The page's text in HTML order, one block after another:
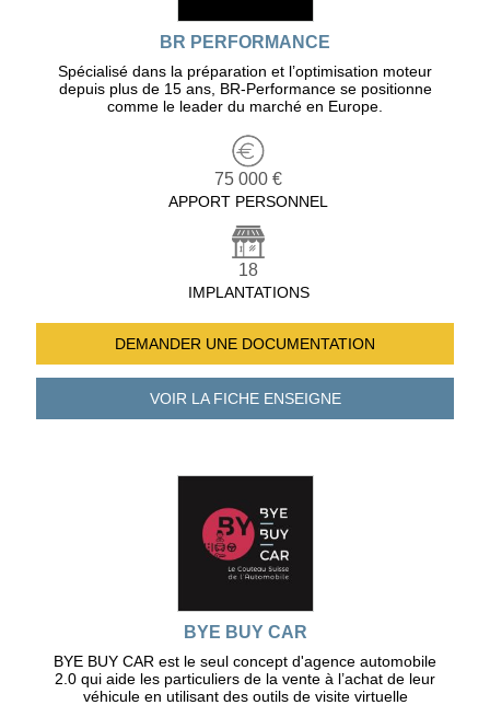
BR PERFORMANCE
Spécialisé dans la préparation et l’optimisation moteur
depuis plus de 15 ans, BR-Performance se positionne
comme le leader du marché en Europe.
75 000 €
APPORT PERSONNEL
18
IMPLANTATIONS
DEMANDER UNE DOCUMENTATION
VOIR LA FICHEENSEIGNE
BYE BUY CAR
BYE BUY CAR est le seul concept d'agence automobile
2.0 qui aide les particuliers de la vente à l’achat de leur
véhicule en utilisant des outils de visite virtuelle